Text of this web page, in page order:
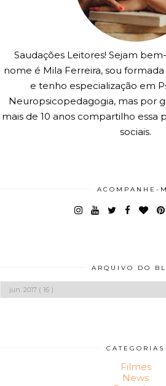
Saudações Leitores! Sejam
nome é Mila Ferreira, sou
e tenho especialização em
Neuropsicopedagogia, mas por
mais de 10 anos compartilho essa
sociais.
ACOMPANHE-
ARQUIVO DO
CATEGORIAS
Filmes
News